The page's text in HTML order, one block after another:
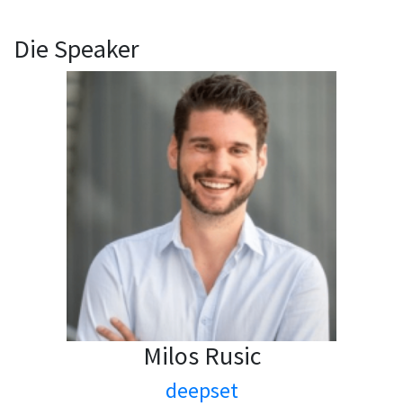
Die Speaker
Milos Rusic
deepset